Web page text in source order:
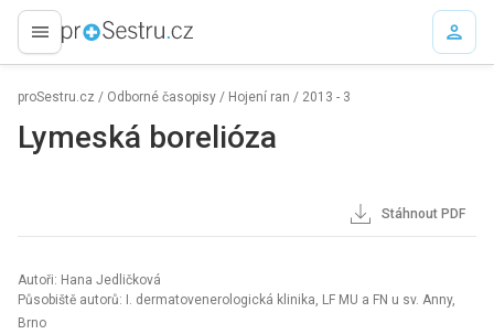
proLékaře.cz
proSestru.cz / Odborné časopisy / Hojení ran / 2013 - 3
Lymeská borelióza
Stáhnout PDF
Autoři: Hana Jedličková
Působiště autorů: I. dermatovenerologická klinika, LF MU a FN u sv. Anny,
Brno